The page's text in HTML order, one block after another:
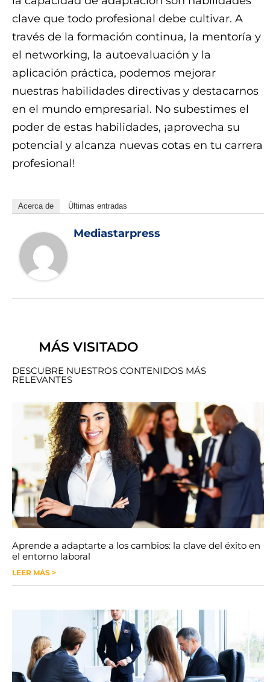
clave que todo profesional debe cultivar. A
través de la formación continua, la mentoría y
el networking, la autoevaluación y la
aplicación práctica, podemos mejorar
nuestras habilidades directivas y destacarnos
en el mundo empresarial. No subestimes el
poder de estas habilidades, ¡aprovecha su
potencial y alcanza nuevas cotas en tu carrera
profesional!
Acerca de Últimas entradas
Mediastarpress
MÁS VISITADO
DESCUBRE NUESTROS CONTENIDOS MÁS
RELEVANTES
Aprende a adaptarte a los cambios: la clave del éxito en
el entorno laboral
LEER MÁS >